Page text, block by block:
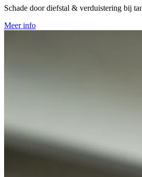
Schade door diefstal & verduistering bij
Meer info